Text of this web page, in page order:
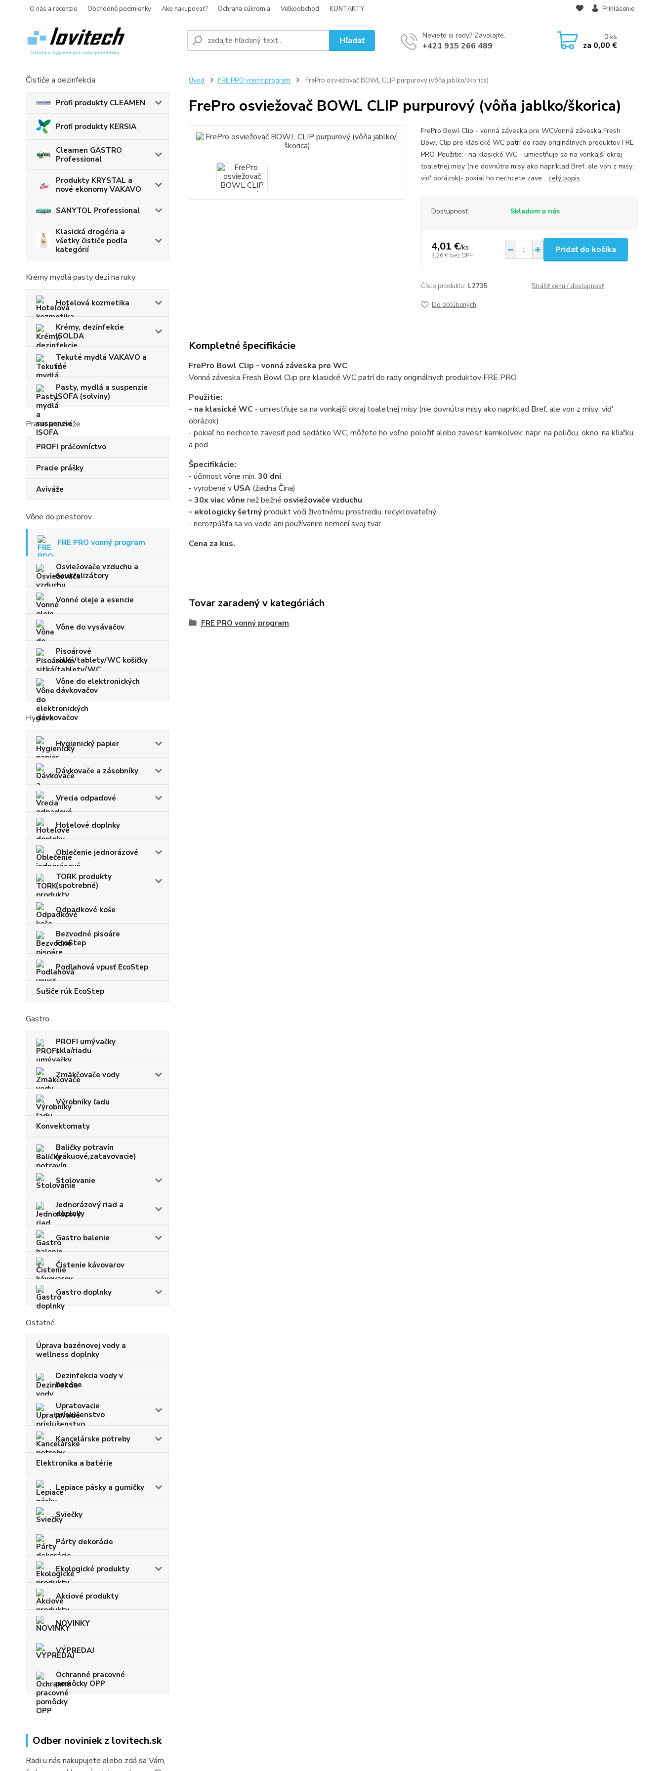
O nás a recenzie Obchodné podmienky Ako nakupovať? Ochrana súkromia Veľkoobchod KONTAKTY Prihlásenie
Hľadať Neviete si rady? Zavolajte.
+421 915 266 489
0ks
za 0,00 €
Čističe a dezinfekcia
Profi produkty CLEAMEN
Profi produkty KERSIA
Cleamen GASTRO
Professional
Produkty KRYSTAL a
nové ekonomy VAKAVO
SANYTOL Professional
Klasická drogéria a
všetky čističe podľa
kategórií
Krémy mydlá pasty dezi na ruky
Hotelová kozmetika
Krémy, dezinfekcie
ISOLDA
Tekuté mydlá VAKAVO a
iné
Pasty, mydlá a suspenzie
ISOFA (solvíny)
Pranie a aviváže
PROFI práčovníctvo
Pracie prášky
Aviváže
Vône do priestorov
FRE PRO vonný program
Osviežovače vzduchu a
neutralizátory
Vonné oleje a esencie
Vône do vysávačov
Pisoárové
sitká/tablety/WC košíčky
Vône do elektronických
dávkovačov
Hygiena
Hygienický papier
Dávkovače a zásobníky
Vrecia odpadové
Hotelové doplnky
Oblečenie jednorázové
TORK produkty
(spotrebné)
Odpadkové koše
Bezvodné pisoáre
EcoStep
Podlahová vpusť EcoStep
Sušiče rúk EcoStep
Gastro
PROFI umývačky
skla/riadu
Zmäkčovače vody
Výrobníky ľadu
Konvektomaty
Baličky potravín
(vákuové,zatavovacie)
Stolovanie
Jednorázový riad a
doplnky
Gastro balenie
Čistenie kávovarov
Gastro doplnky
Ostatné
Úprava bazénovej vody a
wellness doplnky
Dezinfekcia vody v
bazéne
Upratovacie
príslušenstvo
Kancelárske potreby
Elektronika a batérie
Lepiace pásky a gumičky
Sviečky
Párty dekorácie
Ekologické produkty
Akciové produkty
NOVINKY
VÝPREDAJ
Ochranné pracovné
pomôcky OPP
Odber noviniek z lovitech.sk
Radi u nás nakupujete alebo zdá sa Vám,
Úvod FRE PRO vonný program FrePro osviežovač BOWL CLIP purpurový (vôňa jablko/škorica)
FrePro osviežovač BOWL CLIP purpurový (vôňa jablko/škorica)
FrePro Bowl Clip - vonná záveska pre WCVonná záveska Fresh
Bowl Clip pre klasické WC patrí do rady originálnych produktov FRE
PRO. Použitie:- na klasické WC - umiestňuje sa na vonkajší okraj
toaletnej misy (nie dovnútra misy ako napríklad Bref, ale von z misy;
vid' obrázok)- pokiaľ ho nechcete zave... celý popis
Dostupnosť Skladom u nás
4,01 €/ks
3,26 € bez DPH
Pridať do košíka
Číslo produktu: L2735 Strážiť cenu / dostupnosť
Do obľúbených
Kompletné špecifikácie
FrePro Bowl Clip - vonná záveska pre WC
Vonná záveska Fresh Bowl Clip pre klasické WC patrí do rady originálnych produktov FRE PRO.
Použitie:
- na klasické WC - umiestňuje sa na vonkajší okraj toaletnej misy (nie dovnútra misy ako napríklad Bref, ale von z misy; vid'
obrázok)
- pokiaľ ho nechcete zavesiť pod sedátko WC, môžete ho voľne položiť alebo zavesiť kamkoľvek: napr. na poličku, okno, na kľučku
a pod.
Špecifikácie:
- účinnosť vône min. 30 dní
- vyrobené v USA(žiadna Čína)
- 30x viac vône než bežné osviežovače vzduchu
- ekologicky šetrnýprodukt voči životnému prostrediu, recyklovateľný
- nerozpúšťa sa vo vode ani používanim nemení svoj tvar
Cena za kus.
Tovar zaradený v kategóriách
FRE PRO vonný program